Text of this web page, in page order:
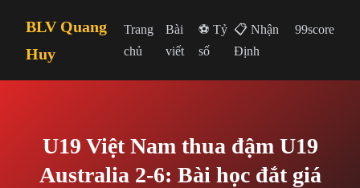
BLV Quang
Huy
Trang
chủ
Bài
viết
⚽ Tỷ
số
📋 Nhận
Định
99score
U19 Việt Nam thua đậm U19
Australia 2-6: Bài học đắt giá